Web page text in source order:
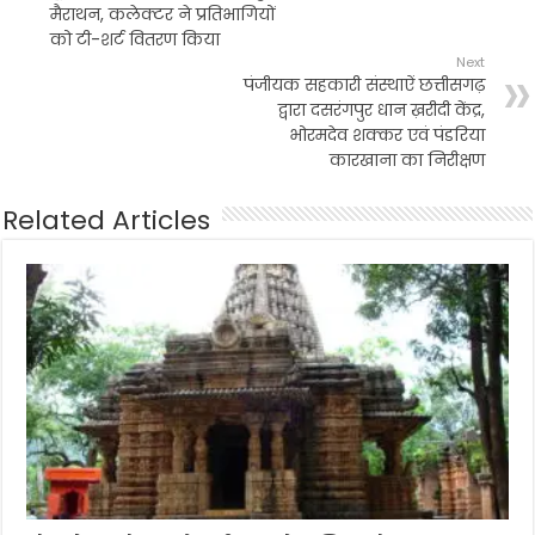
मैराथन, कलेक्टर ने प्रतिभागियों
को टी-शर्ट वितरण किया
Next
पंजीयक सहकारी संस्थाऐं छत्तीसगढ़
द्वारा दसरंगपुर धान ख़रीदी केंद्र,
भोरमदेव शक्कर एवं पंडरिया
कारखाना का निरीक्षण
Related Articles